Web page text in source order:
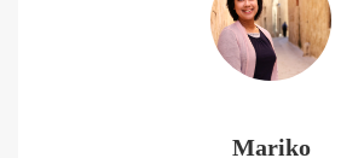
Mariko